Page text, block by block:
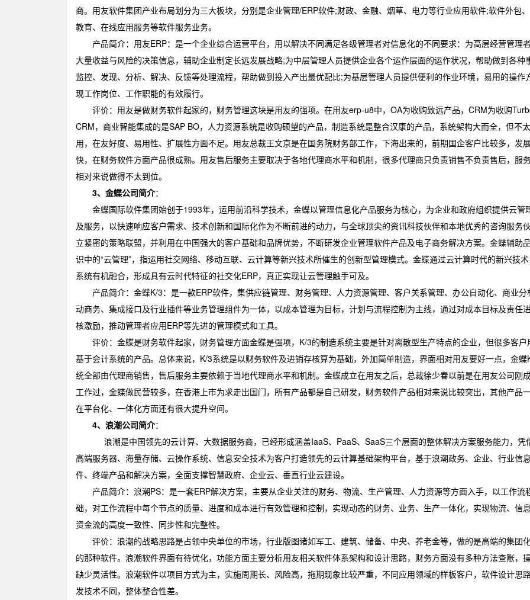
商。用友软件集团产业布局划分为三大板块，分别是企业管理/ERP软件;财政、金融、烟草、电力等行业应用软件;软件外包
教育、在线应用服务等软件服务业务。
产品简介：用友ERP：是一个企业综合运营平台，用以解决不同满足各级管理者对信息化的不同要求：为高层经营管理
大量收益与风险的决策信息，辅助企业制定长远发展战略;为中层管理人员提供企业各个运作层面的运作状况，帮助做到各种
监控、发现、分析、解决、反馈等处理流程，帮助做到投入产出最优配比;为基层管理人员提供便利的作业环境，易用的操作
现工作岗位、工作职能的有效履行。
评价：用友是做财务软件起家的，财务管理这块是用友的强项。在用友erp-u8中，OA为收购致远产品，CRM为收购
CRM，商业智能集成的是SAP BO，人力资源系统是收购硕望的产品，制造系统是整合汉康的产品，系统架构大而全，但不
用，在友好度、易用性、扩展性方面不足。用友总裁王文京是在国务院财务部工作，下海出来的，前期国企客户比较多，发
快，在财务软件方面产品很成熟。用友售后服务主要取决于各地代理商水平和机制，很多代理商只负责销售不负责售后，服
相对来说做得不太到位。
3、金蝶公司简介：
金蝶国际软件集团始创于1993年，运用前沿科学技术，金蝶以管理信息化产品服务为核心，为企业和政府组织提供云管
及服务，以快速响应客户需求、技术创新和国际化作为不断前进的动力，与全球顶尖的资讯科技伙伴和本地优秀的咨询服务
立紧密的策略联盟，并利用在中国强大的客户基础和品牌优势，不断研发企业管理软件产品及电子商务解决方案。金蝶辅助
识中的“云管理”，指运用社交网络、移动互联、云计算等新兴技术所催生的创新型管理模式。金蝶通过云计算时代的新兴技
系统有机融合，形成具有云时代特征的社交化ERP，真正实现让云管理触手可及。
产品简介：金蝶K/3：是一款ERP软件，集供应链管理、财务管理、人力资源管理、客户关系管理、办公自动化、商业分
动商务、集成接口及行业插件等业务管理组件为一体，以成本管理为目标，计划与流程控制为主线，通过对成本目标及责任
核激励，推动管理者应用ERP等先进的管理模式和工具。
评价：金蝶是财务软件起家，财务管理方面金蝶是强项，K/3的制造系统主要是针对离散型生产特点的企业，但很多客户
基于会计系统的产品。总体来说，K/3系统是以财务软件及进销存核算为基础，外加简单制造，界面相对用友要好一点，金蝶
统全部由代理商销售，售后服务主要依赖于当地代理商水平和机制。金蝶成立在用友之后，总裁徐少春以前是在用友公司刚
工作过，金蝶做民营较多，在香港上市为求走出国门，所有产品都是自己研发，财务软件产品相对来说比较突出，其他产品一
在平台化、一体化方面还有很大提升空间。
4、浪潮公司简介：
浪潮是中国领先的云计算、大数据服务商，已经形成涵盖IaaS、PaaS、SaaS三个层面的整体解决方案服务能力，凭
高端服务器、海量存储、云操作系统、信息安全技术为客户打造领先的云计算基础架构平台，基于浪潮政务、企业、行业信
件、终端产品和解决方案，全面支撑智慧政府、企业云、垂直行业云建设。
产品简介：浪潮PS：是一套ERP解决方案，主要从企业关注的财务、物流、生产管理、人力资源等方面入手，以工作流
础，对工作流程中每个节点的质量、进度和成本进行有效管理和控制，实现动态的财务、业务、生产一体化，实现物流、信息
资金流的高度一致性、同步性和完整性。
评价：浪潮的战略思路是占领中央单位的市场，行业版图诸如军工、建筑、储备、中央、养老金等，做的是高端的集团
的那种软件。浪潮软件界面有待优化，功能方面主要分析用友相关软件体系架构和设计思路，财务方面没有多种方法查账，
缺少灵活性。浪潮软件以项目方式为主，实施周期长、风险高，拖期现象比较严重，不同应用领域的样板客户，软件设计思
发技术不同，整体整合性差。